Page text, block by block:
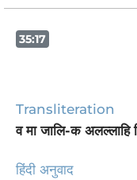
35:17
Transliteration
व मा जालि-क अलल्लाहि
हिंदी अनुवाद